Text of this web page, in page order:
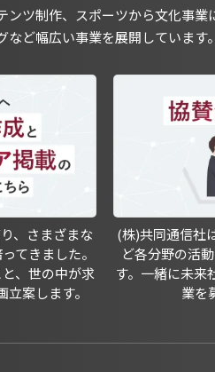
ツ制作、スポーツから文化事業
ど幅広い事業を展開しています。
、さまざまな
てきました。
、世の中が求
案します。
(株)共同通信社
ど各分野の活
す。一緒に未来
業を